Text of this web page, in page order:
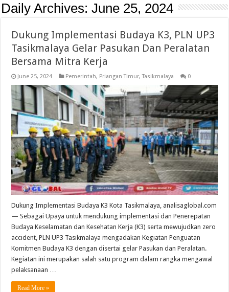
Daily Archives:June 25, 2024
Dukung Implementasi Budaya K3, PLN UP3
Tasikmalaya Gelar Pasukan Dan Peralatan
Bersama Mitra Kerja
June 25, 2024 Pemerintah, Priangan Timur,Tasikmalaya 0
Dukung Implementasi Budaya K3 Kota Tasikmalaya, analisaglobal.com
— Sebagai Upaya untuk mendukung implementasi dan Penerepatan
Budaya Keselamatan dan Kesehatan Kerja (K3) serta mewujudkan zero
accident, PLN UP3 Tasikmalaya mengadakan Kegiatan Penguatan
Komitmen Budaya K3 dengan disertai gelar Pasukan dan Peralatan.
Kegiatan ini merupakan salah satu program dalam rangka mengawal
pelaksanaan …
Read More »